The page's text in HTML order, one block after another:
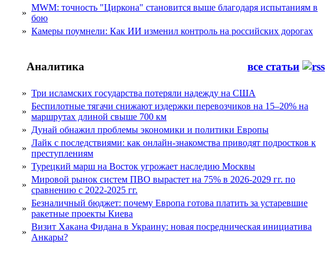
»
MWM: точность "Циркона" становится выше благодаря испытаниям в
бою
» Камеры поумнели: Как ИИ изменил контроль на российских дорогах
Аналитика все статьи
» Три исламских государства потеряли надежду на США
»
Беспилотные тягачи снижают издержки перевозчиков на 15–20% на
маршрутах длиной свыше 700 км
» Дунай обнажил проблемы экономики и политики Европы
»
Лайк с последствиями: как онлайн-знакомства приводят подростков к
преступлениям
» Турецкий марш на Восток угрожает наследию Москвы
»
Мировой рынок систем ПВО вырастет на 75% в 2026-2029 гг. по
сравнению с 2022-2025 гг.
»
Безналичный бюджет: почему Европа готова платить за устаревшие
ракетные проекты Киева
»
Визит Хакана Фидана в Украину: новая посредническая инициатива
Анкары?